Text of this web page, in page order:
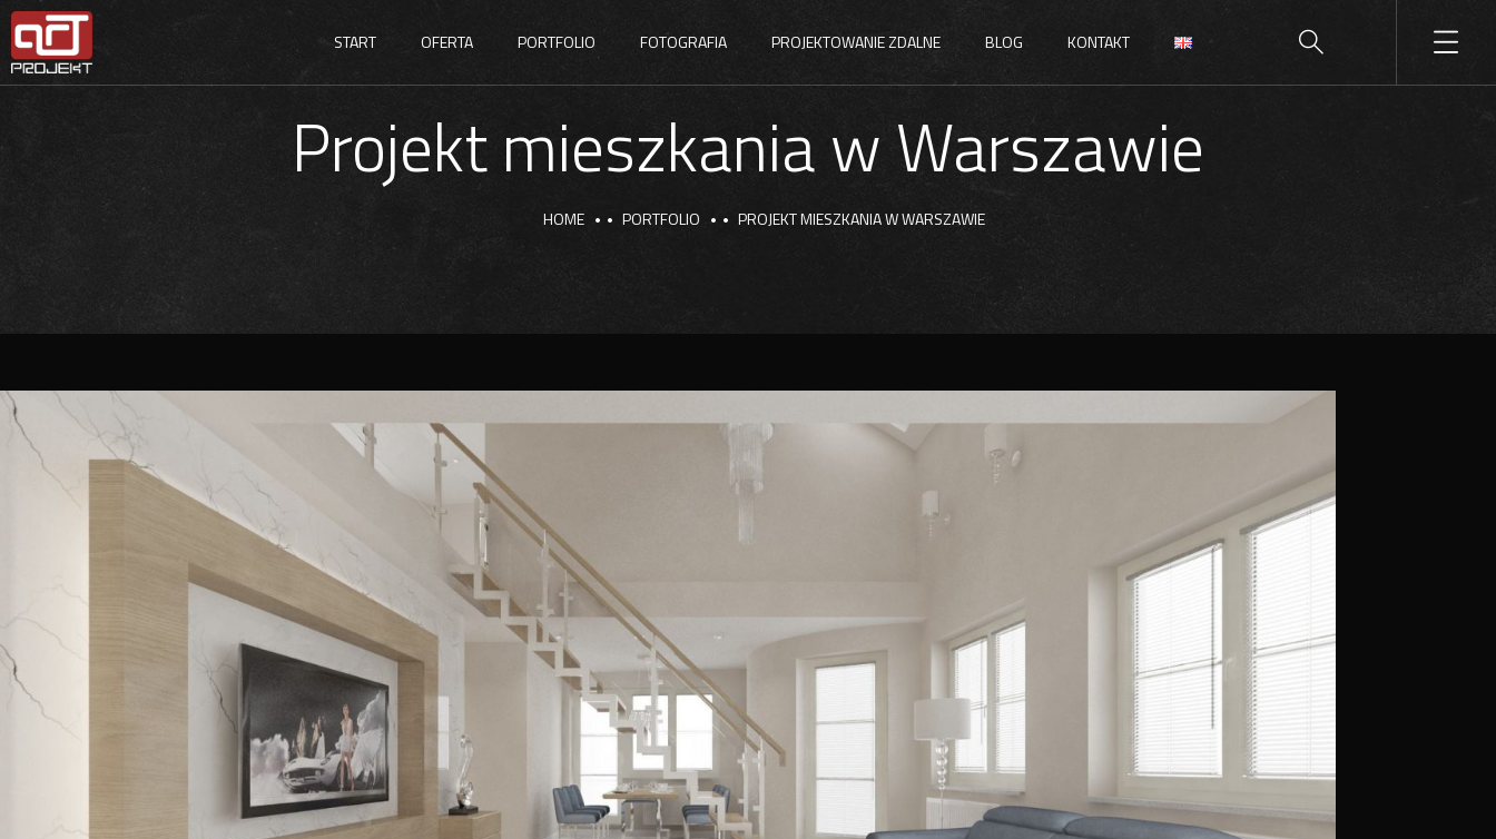
START OFERTA PORTFOLIO FOTOGRAFIA PROJEKTOWANIE ZDALNE BLOG KONTAKT
Projekt mieszkania w Warszawie
HOME PORTFOLIO PROJEKT MIESZKANIA W WARSZAWIE